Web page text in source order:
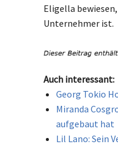
Eligella
Unternehmer ist.
Auch interessant:
Georg Tokio
Miranda
aufgebaut hat
Lil Lano: Sein